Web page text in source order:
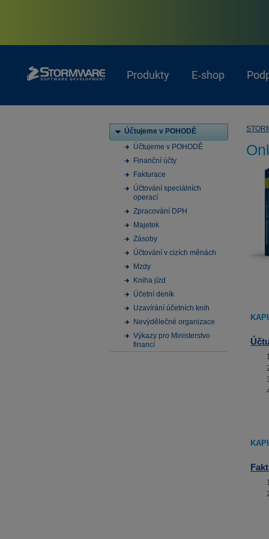
Produkty E‑shop
Účtujeme v POHODĚ
Účtujeme v POHODĚ
Finanční účty
Fakturace
Účtování speciálních
operací
Zpracování DPH
Majetek
Zásoby
Účtování v cizích měnách
Mzdy
Kniha jízd
Účetní deník
Uzavírání účetních knih
Nevýdělečné organizace
Výkazy pro Ministerstvo
financí